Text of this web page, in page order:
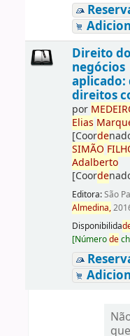
Direito
negócios
aplicado:
direitos
por MEDE
Elias
[Coorde
SIMÃO
Adalberto
[Coorde
Editora:São
Almedina,
Disponibilida
[Númerode